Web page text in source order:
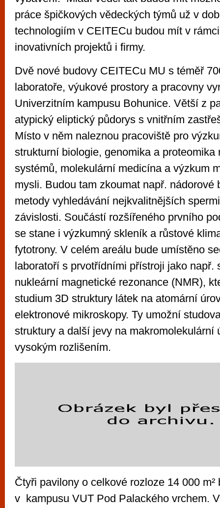
práce špičkových vědeckých týmů už v
technologiím v CEITECu budou mít v
inovativních projektů i firmy.
Dvě nové budovy CEITECu MU s téměř
laboratoře, výukové prostory a pracovny
Univerzitním kampusu Bohunice. Větší z
atypický eliptický půdorys s vnitřním
Místo v něm naleznou pracoviště pro
strukturní biologie, genomika a proteomika
systémů, molekulární medicína a výzkum
mysli. Budou tam zkoumat např. nádorové
metody vyhledávání nejkvalitnějších
závislosti. Součástí rozšířeného prvního
se stane i výzkumný skleník a růstové
fytotrony. V celém areálu bude umístěno
laboratoří s prvotřídními přístroji jako např.
nukleární magnetické rezonance (NMR),
studium 3D struktury látek na atomární
elektronové mikroskopy. Ty umožní
struktury a další jevy na makromolekulární
vysokým rozlišením.
Čtyři pavilony o celkové rozloze 14 000 m²
v kampusu VUT Pod Palackého vrchem.